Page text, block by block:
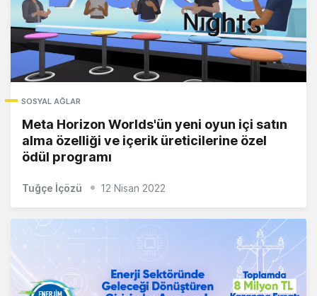
SOSYAL AĞLAR
Meta Horizon Worlds'ün yeni oyun içi satın
alma özelliği ve içerik üreticilerine özel
ödül programı
Tuğçe İçözü 12 Nisan 2022